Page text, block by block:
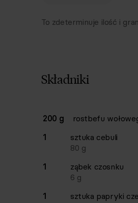
To zdeterminuje ilość i
Składniki
Lista składników
Ilość Składnik
200 g
rostbefu
1
sztuka cebuli
80 g
1
ząbek czosnku
6 g
1
sztuka papryki